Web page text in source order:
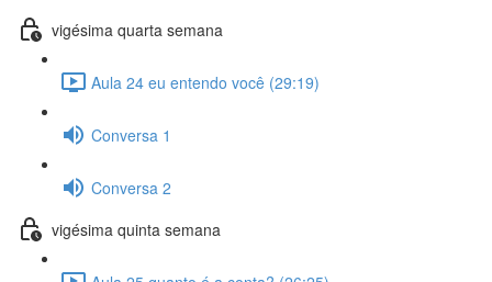
vigésima quarta semana
Aula 24 eu entendo você (29:19)
Conversa 1
Conversa 2
vigésima quinta semana